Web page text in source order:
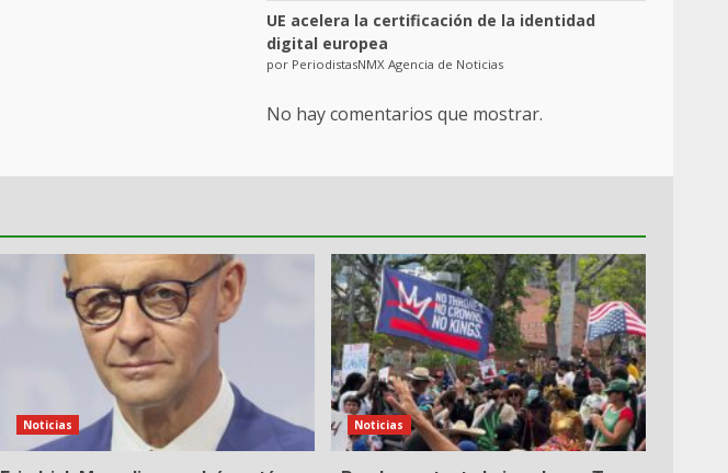
UE acelera la certificación de la identidad
digital europea
por PeriodistasNMX Agencia de Noticias
No hay comentarios que mostrar.
Noticias Noticias